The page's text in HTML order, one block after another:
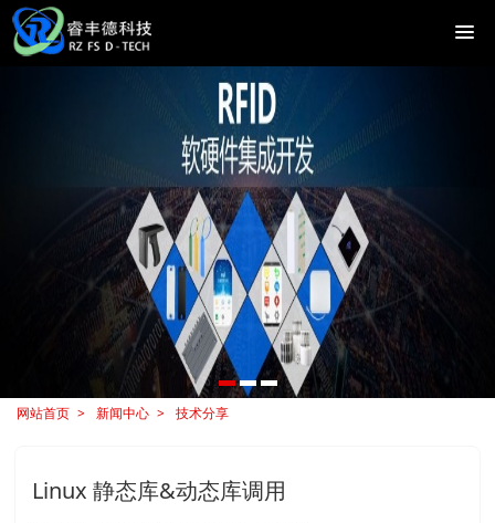
网站首页 新闻中心 技术分享
Linux 静态库&动态库调用